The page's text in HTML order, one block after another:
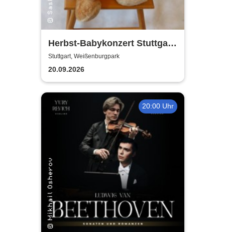
Herbst-Babykonzert Stuttgart
- Marmorsaal im
Weissenburgpark
Stuttgart, Weißenburgpark
20.09.2026
20:00 Uhr